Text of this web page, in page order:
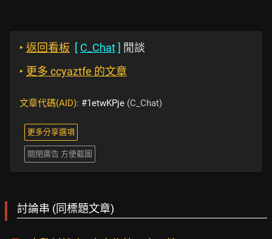
‣ 返回看板 [ C_Chat] 閒談
‣ 更多 ccyaztfe 的文章
文章代碼(AID): #1etwKPje (C_Chat)
更多分享選項
關閉廣告 方便截圖
討論串 (同標題文章)